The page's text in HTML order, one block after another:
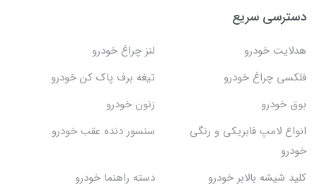
دسترسی سریع
هدلایت خودرو
لنز چراغ خودرو
فلکسی چراغ خودرو
تیغه برف پاک کن خودرو
بوق خودرو
زنون خودرو
انواع لامپ فابریکی و رنگی
خودرو
سنسور دنده عقب خودرو
کلید شیشه بالابر خودرو
دسته راهنما خودرو